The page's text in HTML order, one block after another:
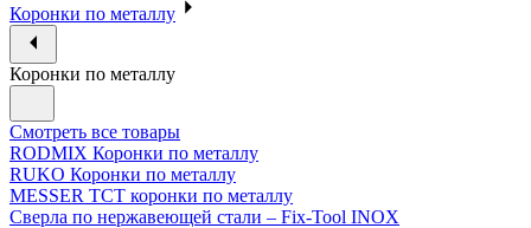
Коронки по металлу
Коронки по металлу
Смотреть все товары
RODMIX Коронки по металлу
RUKO Коронки по металлу
MESSER ТСТ коронки по металлу
Сверла по нержавеющей стали – Fix-Tool INOX